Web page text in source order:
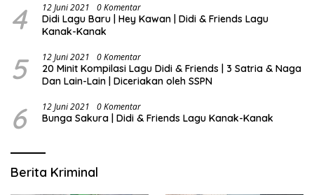
4 12 Juni 2021 0 Komentar
Didi Lagu Baru | Hey Kawan | Didi & Friends Lagu
Kanak-Kanak
5 12 Juni 2021 0 Komentar
20 Minit Kompilasi Lagu Didi & Friends | 3 Satria & Naga
Dan Lain-Lain | Diceriakan oleh SSPN
6 12 Juni 2021 0 Komentar
Bunga Sakura | Didi & Friends Lagu Kanak-Kanak
Berita Kriminal